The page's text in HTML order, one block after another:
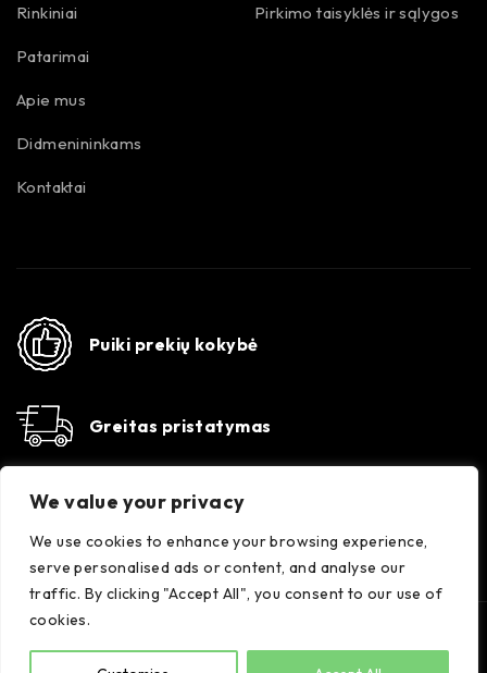
We value your privacy
We use cookies to enhance your browsing experience,
serve personalised ads or content, and analyse our
traffic. By clicking "Accept All", you consent to our use of
cookies.
Rinkiniai
Patarimai
Apie mus
Didmenininkams
Kontaktai
Pirkimo taisyklės ir sąlygos
Puiki prekių kokybė
Greitas pristatymas
Susisiekime
35556